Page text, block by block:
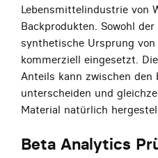
Lebensmittelindustrie von
Backprodukten. Sowohl
synthetische Ursprung von
kommerziell eingesetzt.
Anteils kann zwischen den
unterscheiden und
Material natürlich
Beta Analytics